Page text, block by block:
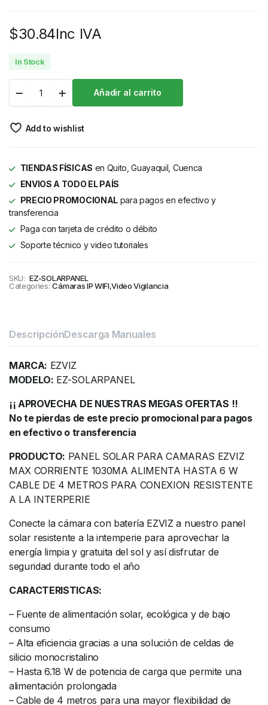
$30.84Inc IVA
In Stock
Añadir al carrito
Add to wishlist
TIENDAS FÍSICAS en Quito, Guayaquil, Cuenca
ENVIOS A TODO EL PAÍS
PRECIO PROMOCIONALpara pagos en efectivo y
transferencia
Paga con tarjeta de crédito o débito
Soporte técnico y video tutoriales
SKU: EZ-SOLARPANEL
Categories: Cámaras IP WIFI,Video Vigilancia
DescripciónDescarga Manuales
MARCA: EZVIZ
MODELO: EZ-SOLARPANEL
¡¡ APROVECHA DE NUESTRAS MEGAS OFERTAS !!
No te pierdas de este precio promocional para pagos
en efectivo o transferencia
PRODUCTO: PANEL SOLAR PARA CAMARAS EZVIZ
MAX CORRIENTE 1030MA ALIMENTA HASTA 6 W
CABLE DE 4 METROS PARA CONEXION RESISTENTE
A LA INTERPERIE
Conecte la cámara con batería EZVIZ a nuestro panel
solar resistente a la intemperie para aprovechar la
energía limpia y gratuita del sol y así disfrutar de
seguridad durante todo el año
CARACTERISTICAS:
– Fuente de alimentación solar, ecológica y de bajo
consumo
– Alta eficiencia gracias a una solución de celdas de
silicio monocristalino
– Hasta 6.18 W de potencia de carga que permite una
alimentación prolongada
– Cable de 4 metros para una mayor flexibilidad de